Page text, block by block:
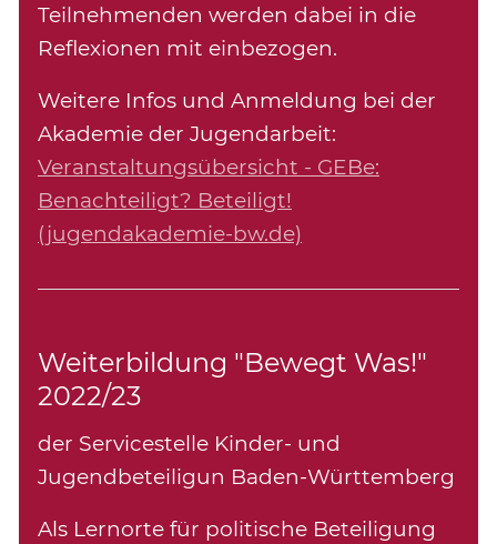
Teilnehmenden werden dabei in die
Reflexionen mit einbezogen.
Weitere Infos und Anmeldung bei der
Akademie der Jugendarbeit:
Veranstaltungsübersicht - GEBe:
Benachteiligt? Beteiligt!
(jugendakademie-bw.de)
Weiterbildung "Bewegt Was!"
2022/23
der Servicestelle Kinder- und
Jugendbeteiligun Baden-Württemberg
Als Lernorte für politische Beteiligung